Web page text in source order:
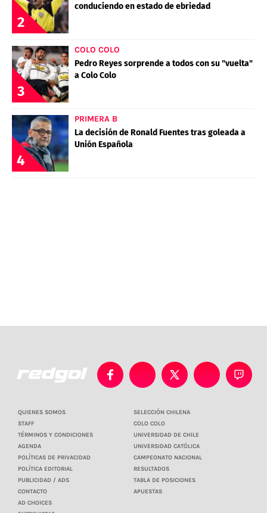
2
conduciendo en estado de ebriedad
3
COLO COLO
Pedro Reyes sorprende a todos con su "vuelta"
a Colo Colo
4
PRIMERA B
La decisión de Ronald Fuentes tras goleada a
Unión Española
QUIENES SOMOS
STAFF
TÉRMINOS Y CONDICIONES
AGENDA
POLÍTICAS DE PRIVACIDAD
POLÍTICA EDITORIAL
PUBLICIDAD / ADS
CONTACTO
AD CHOICES
SELECCIÓN CHILENA
COLO COLO
UNIVERSIDAD DE CHILE
UNIVERSIDAD CATÓLICA
CAMPEONATO NACIONAL
RESULTADOS
TABLA DE POSICIONES
APUESTAS